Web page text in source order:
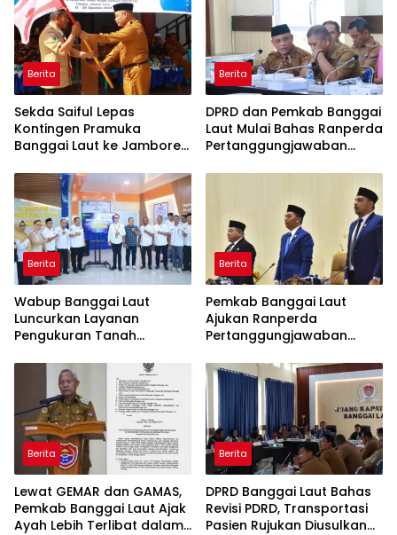
Berita
Sekda Saiful Lepas
Kontingen Pramuka
Banggai Laut ke Jambore
Jaga Nama Daerah
Berita
DPRD dan Pemkab Banggai
Laut Mulai Bahas Ranperda
Pertanggungjawaban
Berita
Wabup Banggai Laut
Luncurkan Layanan
Pengukuran Tanah
Akses dan Tingkatkan
Kepastian Hukum
Berita
Pemkab Banggai Laut
Ajukan Ranperda
Pertanggungjawaban
Pendapatan Tembus 97,02
Persen
Berita
Lewat GEMAR dan GAMAS,
Pemkab Banggai Laut Ajak
Ayah Lebih Terlibat dalam
Berita
DPRD Banggai Laut Bahas
Revisi PDRD, Transportasi
Pasien Rujukan Diusulkan